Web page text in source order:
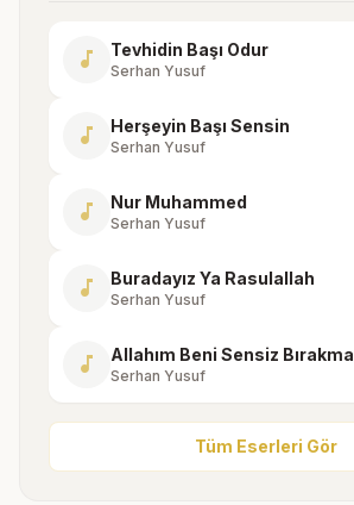
music_note Tevhidin Başı Odur
Serhan Yusuf
music_note Herşeyin Başı Sensin
Serhan Yusuf
music_note Nur Muhammed
Serhan Yusuf
music_note Buradayız Ya Rasulallah
Serhan Yusuf
music_note Allahım Beni Sensiz Bırakma
Serhan Yusuf
Tüm Eserleri Gör